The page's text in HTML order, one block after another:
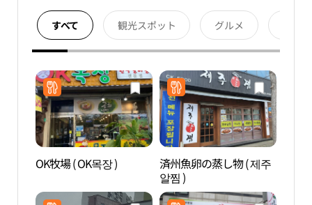
すべて 観光スポット グルメ
OK牧場 ( OK목장 )
済州魚卵の蒸し物 ( 제주
알찜 )